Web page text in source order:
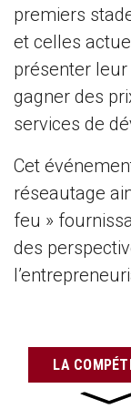
premiers
et celles
présenter
gagner des
services de
Cet
réseautage
feu »
des
LA